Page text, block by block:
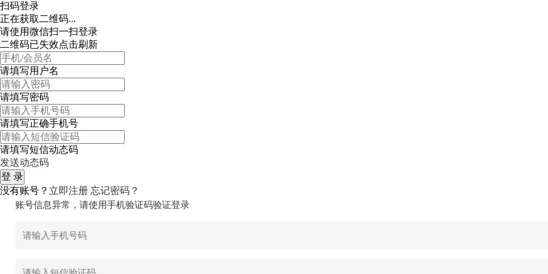
扫码登录
正在获取二维码...
请使用微信扫一扫登录
二维码已失效点击刷新
请填写用户名
请填写密码
请填写正确手机号
请填写短信动态码
发送动态码
没有账号？ 立即注册 忘记密码？
账号信息异常，请使用手机验证码验证登录